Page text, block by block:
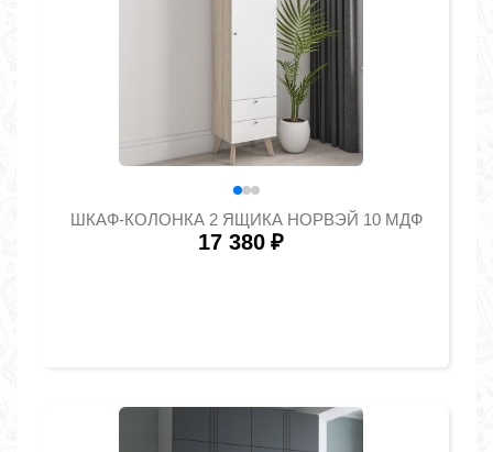
ШКАФ-КОЛОНКА 2 ЯЩИКА НОРВЭЙ 10 МДФ
17 380 ₽